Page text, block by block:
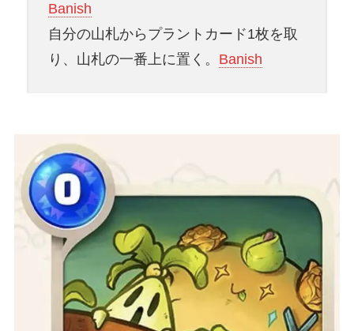
Banish
自分の山札からプラントカード1枚を取
り、山札の一番上に置く。 Banish